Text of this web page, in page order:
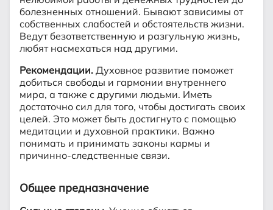
болезненных отношений. Бывают зависимы от
собственных слабостей и обстоятельств жизни.
Ведут безответственную и разгульную жизнь,
любят насмехаться над другими.
Рекомендации. Духовное развитие поможет
добиться свободы и гармонии внутреннего
мира, а также с другими людьми. Иметь
достаточно сил для того, чтобы достигать своих
целей. Это может быть достигнуто с помощью
медитации и духовной практики. Важно
понимать и принимать законы кармы и
причинно-следственные связи.
Общее предназначение